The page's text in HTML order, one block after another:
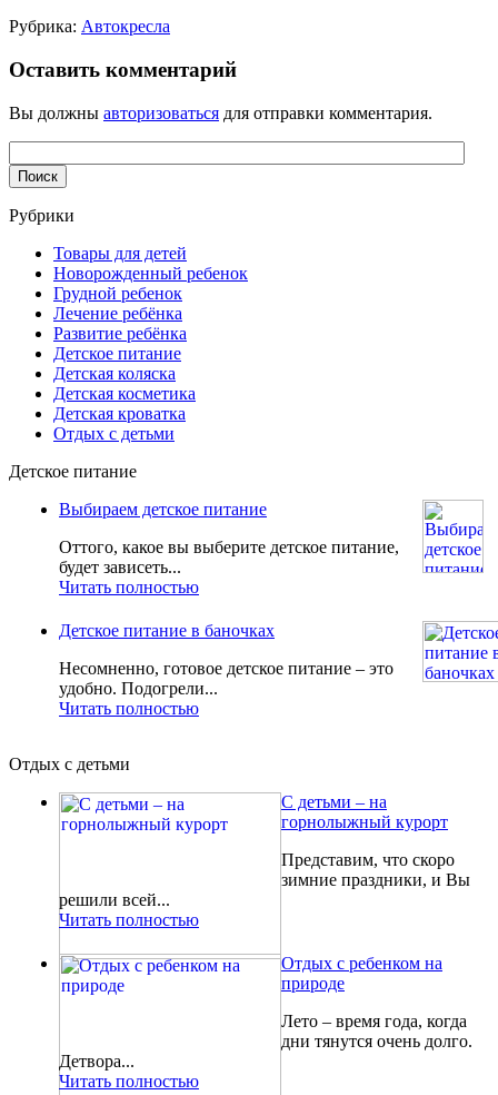
Рубрика: Автокресла
Оставить комментарий
Вы должны авторизоваться для отправки комментария.
Рубрики
Товары для детей
Новорожденный ребенок
Грудной ребенок
Лечение ребёнка
Развитие ребёнка
Детское питание
Детская коляска
Детская косметика
Детская кроватка
Отдых с детьми
Детское питание
Выбираем детское питание
Оттого, какое вы выберите детское питание,
будет зависеть...
Читать полностью
Детское питание в баночках
Несомненно, готовое детское питание – это
удобно. Подогрели...
Читать полностью
Отдых с детьми
С детьми – на
горнолыжный курорт
Представим, что скоро
зимние праздники, и Вы
решили всей...
Читать полностью
Отдых с ребенком на
природе
Лето – время года, когда
дни тянутся очень долго.
Детвора...
Читать полностью